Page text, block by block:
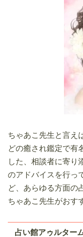
ちゃあこ先生と言え
どの癒され鑑定で有
した、相談者に寄り
のアドバイスを行っ
ど、あらゆる方面の
ちゃあこ先生がおす
占い館アゥルター